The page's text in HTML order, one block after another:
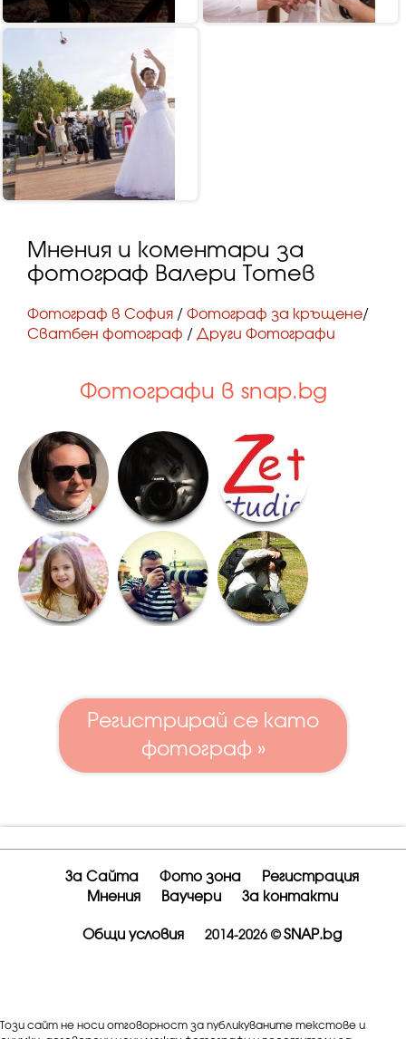
Мнения и коментари за
фотограф Валери Тотев
Фотограф в София / Фотограф за кръщене/
Сватбен фотограф / Други Фотографи
Фотографи в snap.bg
Регистрирай се като
фотограф »
За Сайта Фото зона
Регистрация
Мнения
Ваучери За контакти
Общи условия 2014-2026 © SNAP.bg
Този сайт не носи отговорност за публикуваните текстове и